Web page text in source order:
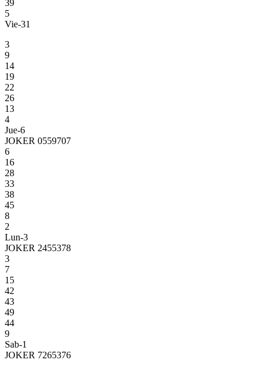
39
5
Vie-31
3
9
14
19
22
26
13
4
Jue-6
JOKER 0559707
6
16
28
33
38
45
8
2
Lun-3
JOKER 2455378
3
7
15
42
43
49
44
9
Sab-1
JOKER 7265376